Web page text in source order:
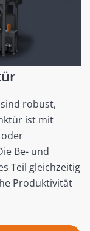
robust,
ist mit
Be- und
Teil gleichzeitig
Produktivität